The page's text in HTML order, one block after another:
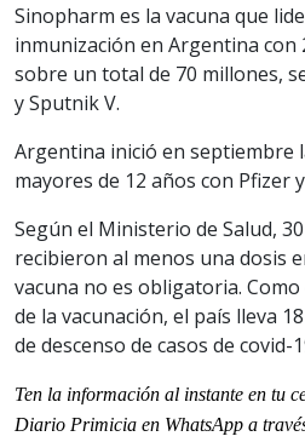
Sinopharm es la vacuna que
inmunización en Argentina con
sobre un total de 70 millones,
y Sputnik V.
Argentina inició en septiembre
mayores de 12 años con Pfizer
Según el Ministerio de Salud,
recibieron al menos una dosis
vacuna no es obligatoria. Como
de la vacunación, el país lleva
de descenso de casos de covid-
Ten la información al instante en tu
Diario Primicia en WhatsApp a